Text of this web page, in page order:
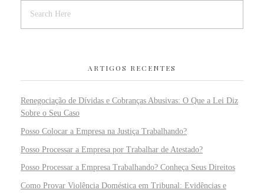
ARTIGOS RECENTES
Renegociação de Dívidas e Cobranças Abusivas: O Que a Lei Diz
Sobre o Seu Caso
Posso Colocar a Empresa na Justiça Trabalhando?
Posso Processar a Empresa por Trabalhar de Atestado?
Posso Processar a Empresa Trabalhando? Conheça Seus Direitos
Como Provar Violência Doméstica em Tribunal: Evidências e